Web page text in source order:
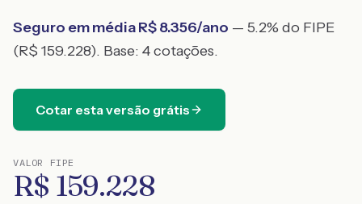
Seguro em média R$8.356/ano — 5.2% do FIPE
(R$ 159.228). Base: 4cotações.
Cotar esta versão grátis
VALOR FIPE
R$ 159.228